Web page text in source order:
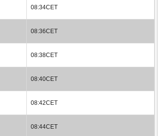
08:34CET
08:36CET
08:38CET
08:40CET
08:42CET
08:44CET